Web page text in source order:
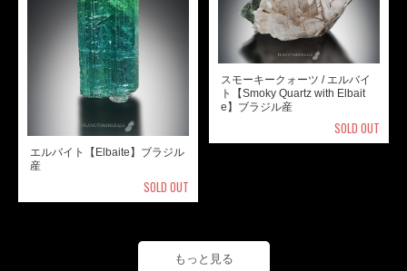
エルバイト【Elbaite】ブラジル
産
SOLD OUT
スモーキークォーツ / エルバイ
ト【Smoky Quartz with Elbait
e】ブラジル産
SOLD OUT
もっと見る